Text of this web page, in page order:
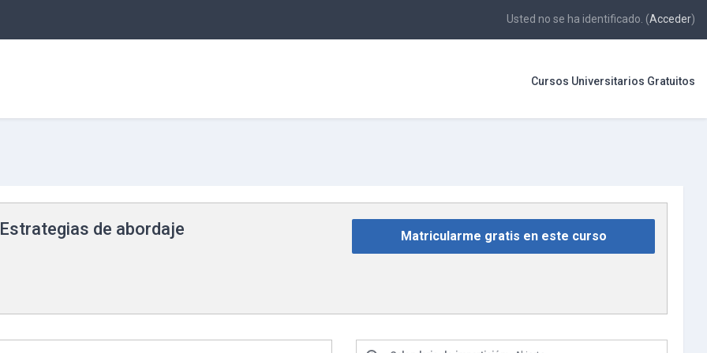
Usted no se ha identificado. (Acceder)
Cursos Universitarios Gratuitos
de abordaje Matricularme gratis en este curso